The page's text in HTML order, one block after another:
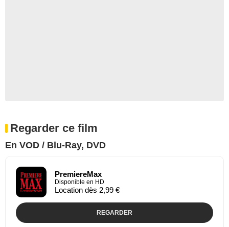
Regarder ce film
En VOD / Blu-Ray, DVD
PremiereMax
Disponible en HD
Location dès 2,99 €
REGARDER